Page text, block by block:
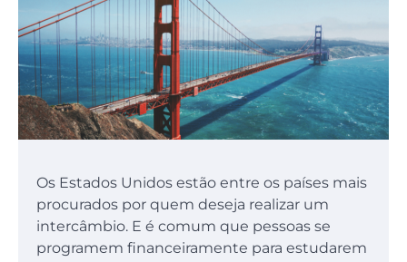
Os Estados Unidos estão entre os países mais
procurados por quem deseja realizar um
intercâmbio. E é comum que pessoas se
programem financeiramente para estudarem